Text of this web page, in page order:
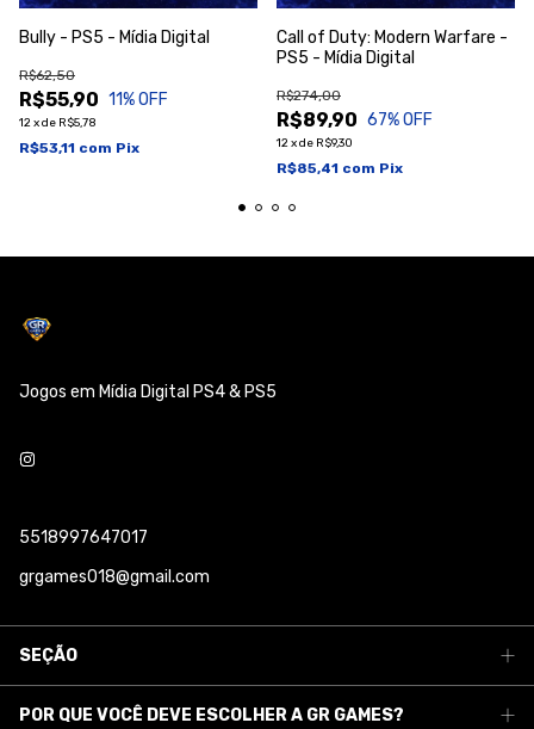
Bully - PS5 - Mídia Digital
R$55,90
R$62,50
11% OFF
12xde R$5,78
R$53,11 com Pix
Call of Duty: Modern Warfare -
PS5 - Mídia Digital
R$89,90
R$274,00
67% OFF
12xde R$9,30
R$85,41 com Pix
Jogos em Mídia Digital PS4 & PS5
5518997647017
grgames018@gmail.com
SEÇÃO
POR QUE VOCÊ DEVE ESCOLHER A GR GAMES?